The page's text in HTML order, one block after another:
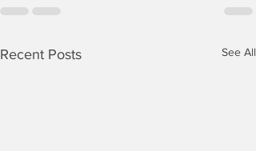
Recent Posts See All